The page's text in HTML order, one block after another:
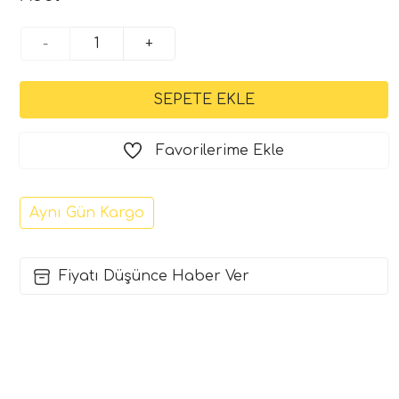
- +
Favorilerime Ekle
Aynı Gün Kargo
Fiyatı Düşünce Haber Ver